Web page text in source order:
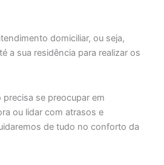
domiciliar, ou seja,
a sua residência para realizar os
se preocupar em
ou lidar com atrasos e
de tudo no conforto da